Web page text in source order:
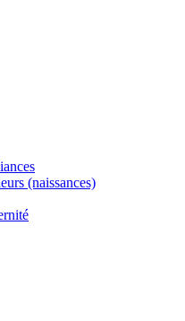
(naissances)